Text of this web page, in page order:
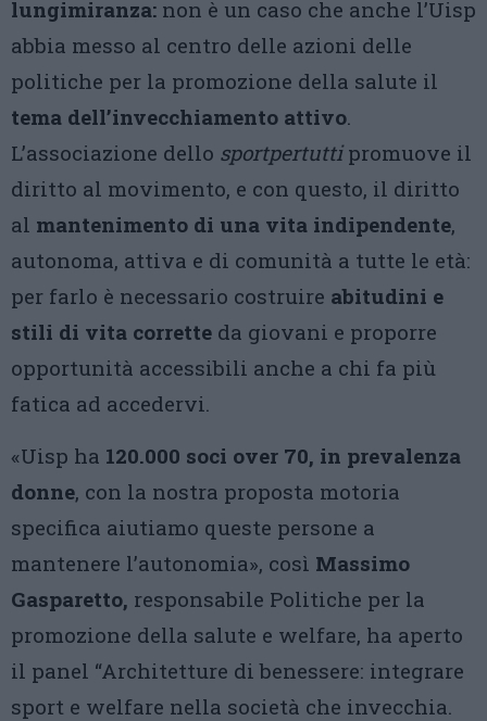
lungimiranza: non è un caso che anche l’Uisp
abbia messo al centro delle azioni delle
politiche per la promozione della salute il
tema dell’invecchiamento attivo.
L’associazione dello sportpertuttipromuove il
diritto al movimento, e con questo, il diritto
al mantenimento di una vita indipendente,
autonoma, attiva e di comunità a tutte le età:
per farlo è necessario costruire abitudini e
stili di vita corrette da giovani e proporre
opportunità accessibili anche a chi fa più
fatica ad accedervi.
«Uisp ha 120.000 soci over 70, in prevalenza
donne, con la nostra proposta motoria
specifica aiutiamo queste persone a
mantenere l’autonomia», così Massimo
Gasparetto, responsabile Politiche per la
promozione della salute e welfare, ha aperto
il panel “Architetture di benessere: integrare
sport e welfare nella società che invecchia.